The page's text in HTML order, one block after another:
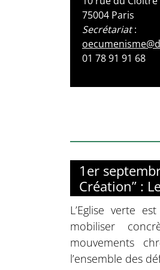
75004 Paris
Secrétariat:
01 78 91 91 68
1er
Création” :
L’Eglise verte
mobiliser
mouvements
l’ensemble des